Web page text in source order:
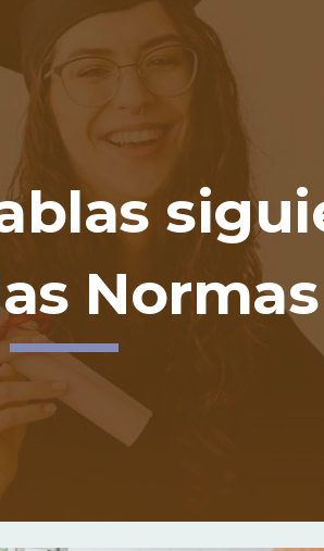
Skip to navigation
Normas